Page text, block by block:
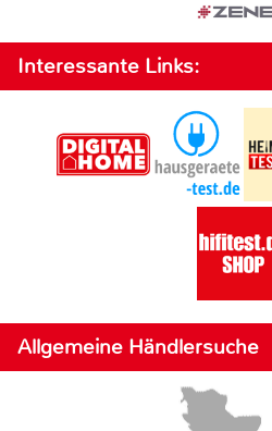
Interessante Links:
Allgemeine Händlersuche